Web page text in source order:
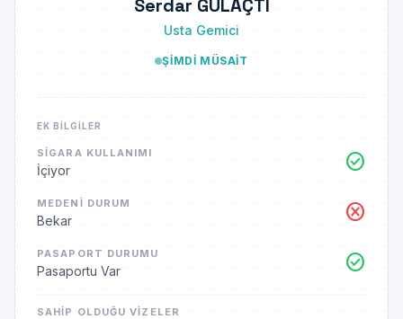
Serdar GÜLAÇTI
Usta Gemici
ŞIMDI MÜSAIT
EK BILGILER
SIGARA KULLANIMI
İçiyor check_circle
MEDENI DURUM
Bekar cancel
PASAPORT DURUMU
Pasaportu Var check_circle
SAHIP OLDUĞU VIZELER